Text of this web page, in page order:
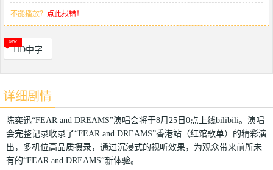
不能播放？ 点此报错！
HD中字
详细剧情
陈奕迅“FEAR and DREAMS”演唱会将于8月25日0点上线bilibili。演唱
会完整记录收录了“FEAR and DREAMS”香港站（红馆歌单）的精彩演
出，多机位高品质摄录，通过沉浸式的视听效果，为观众带来前所未
有的“FEAR and DREAMS”新体验。